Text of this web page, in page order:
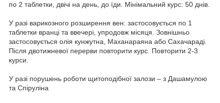
по 2 таблетки, двічі на день, до їди. Мінімальний курс: 50 днів.
У разі варикозного розширення вен: застосовується по 1
таблетки вранці та ввечері, упродовж місяця. Зовнішньо
застосовується олія кунжутна, Маханараяна або Сахачараді.
Після двотижневої перерви повторити курс. Повторити 2-3
курси.
У разі порушень роботи щитоподібної залози – з Дашамулою
та Спіруліна